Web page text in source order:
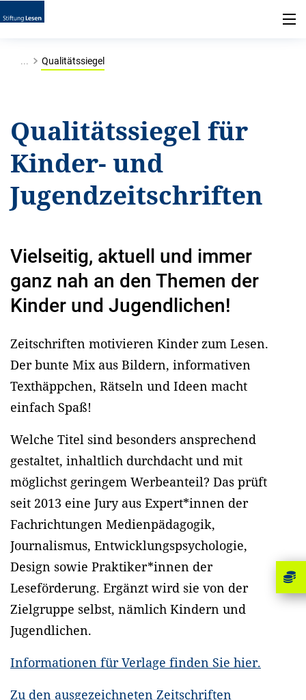
... Qualitätssiegel
Qualitätssiegel für
Kinder- und
Jugendzeitschriften
Vielseitig, aktuell und immer
ganz nah an den Themen der
Kinder und Jugendlichen!
Zeitschriften motivieren Kinder zum Lesen.
Der bunte Mix aus Bildern, informativen
Texthäppchen, Rätseln und Ideen macht
einfach Spaß!
Welche Titel sind besonders ansprechend
gestaltet, inhaltlich durchdacht und mit
möglichst geringem Werbeanteil? Das prüft
seit 2013 eine Jury aus Expert*innen der
Fachrichtungen Medienpädagogik,
Journalismus, Entwicklungspsychologie,
Design sowie Praktiker*innen der
Leseförderung. Ergänzt wird sie von der
Zielgruppe selbst, nämlich Kindern und
Jugendlichen.
Informationen für Verlage finden Sie hier.
Zu den ausgezeichneten Zeitschriften